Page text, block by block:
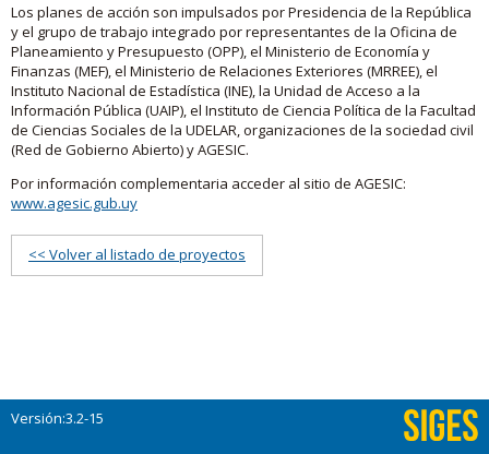
Los planes de acción son impulsados por Presidencia de la República
y el grupo de trabajo integrado por representantes de la Oficina de
Planeamiento y Presupuesto (OPP), el Ministerio de Economía y
Finanzas (MEF), el Ministerio de Relaciones Exteriores (MRREE), el
Instituto Nacional de Estadística (INE), la Unidad de Acceso a la
Información Pública (UAIP), el Instituto de Ciencia Política de la Facultad
de Ciencias Sociales de la UDELAR, organizaciones de la sociedad civil
(Red de Gobierno Abierto) y AGESIC.
Por información complementaria acceder al sitio de AGESIC:
www.agesic.gub.uy
<< Volver al listado de proyectos
Versión:3.2-15